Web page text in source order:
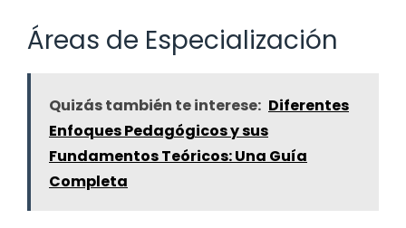
Áreas de Especialización
Quizás también te interese: Diferentes
Enfoques Pedagógicos y sus
Fundamentos Teóricos: Una Guía
Completa